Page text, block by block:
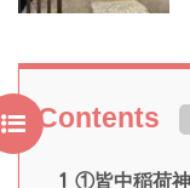
Contents
1 ①皆中稲荷神